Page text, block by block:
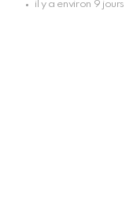
il y a environ 9 jours